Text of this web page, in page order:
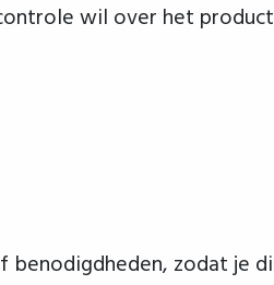
wil over het
benodigdheden, zodat je